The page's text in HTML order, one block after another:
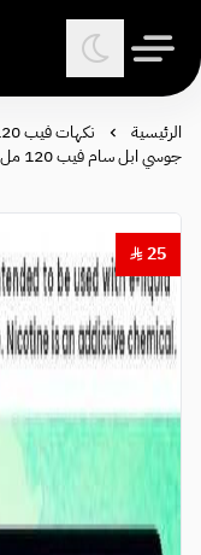
الرئيسية نكهات فيب 120 مل
جوسي ابل سام فيب 120 مل
25